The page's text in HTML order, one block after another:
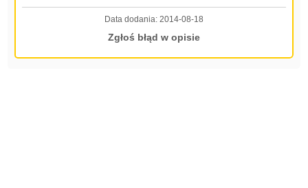
Data dodania: 2014-08-18
Zgłoś błąd w opisie